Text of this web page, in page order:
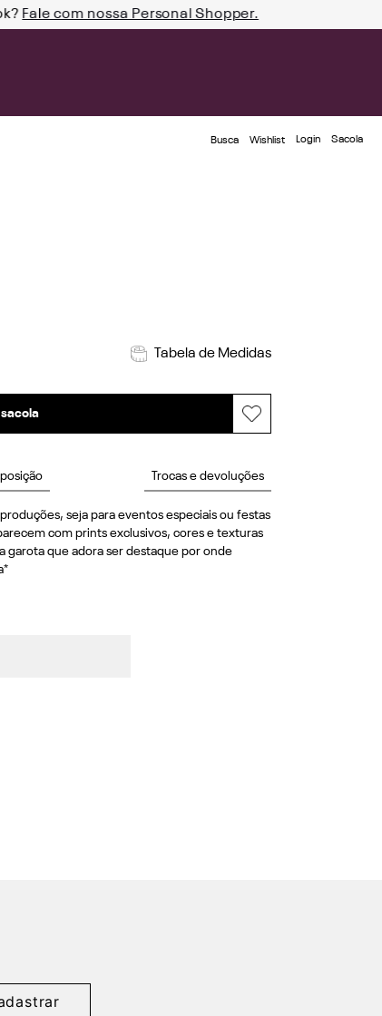
Fale com nossa Personal Shopper.
Busca Wishlist Login
Tabela de Medidas
Trocas e devoluções
seja para eventos especiais ou festas
com prints exclusivos, cores e texturas
garota que adora ser destaque por onde